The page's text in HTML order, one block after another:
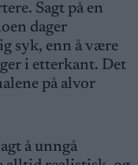
Sagt på en
dager
syk, enn å være
i etterkant. Det
på alvor
å unngå